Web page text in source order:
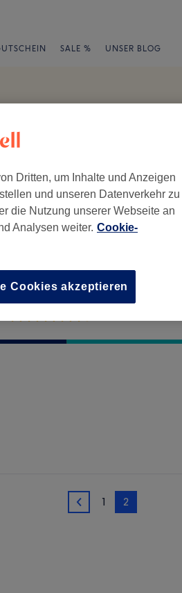
SALE % UNSER BLOG
Service
1 1 2
Dritten, um Inhalte und Anzeigen
und unseren Datenverkehr zu
die Nutzung unserer Webseite an
Analysen weiter. Cookie-
Cookies akzeptieren